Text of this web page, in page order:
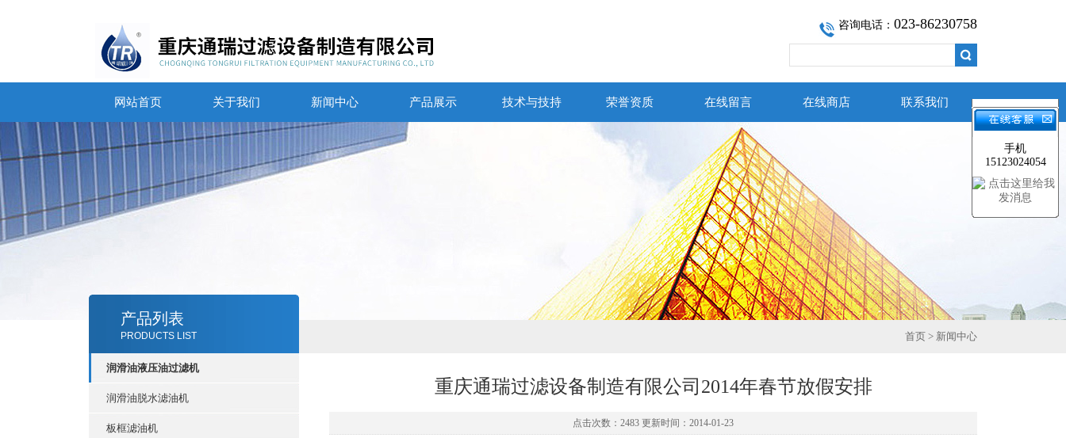
咨询电话： 023-86230758
网站首页 关于我们 新闻中心 产品展示 技术与技持 荣誉资质 在线留言 在线商店 联系我们
产品列表
PRODUCTS LIST
润滑油液压油过滤机
润滑油脱水滤油机
板框滤油机
首页 > 新闻中心
重庆通瑞过滤设备制造有限公司2014年春节放假安排
点击次数：2483 更新时间：2014-01-23
手机
15123024054